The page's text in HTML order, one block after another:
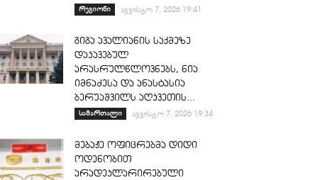
რეგიონი აგვისტო 7, 2026 19:41
გიგა ავალიანის საქმეზე
დაკავებულ
არასრულწლოვნებს, ნია
იმნაძესა და ანასტასია
ბერუაშვილს აღკვეთის...
სამართალი აგვისტო 7, 2026 19:34
მებაჟე ოფიცრებმა დიდი
ოდენობით
არადეკლარირებული